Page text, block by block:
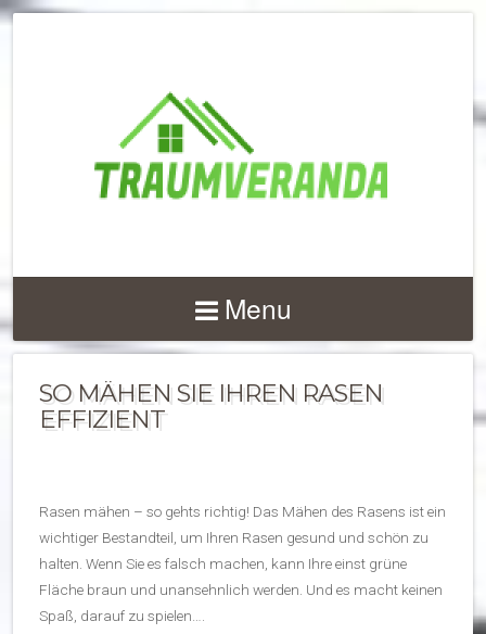
ZU
UND VERANDEN
Menu
SO MÄHEN SIE IHREN RASEN
EFFIZIENT
Rasen mähen – so gehts richtig! Das Mähen des Rasens ist ein
wichtiger Bestandteil, um Ihren Rasen gesund und schön zu
halten. Wenn Sie es falsch machen, kann Ihre einst grüne
Fläche braun und unansehnlich werden. Und es macht keinen
Spaß, darauf zu spielen….